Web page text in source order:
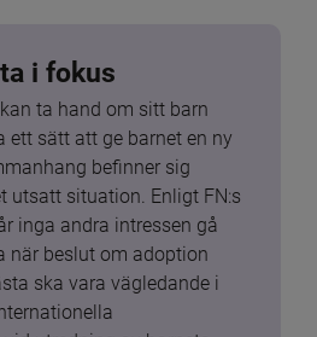
i fokus
ta hand om sitt barn
ett sätt att ge barnet en ny
befinner sig
utsatt situation. Enligt FN:s
inga andra intressen gå
när beslut om adoption
ska vara vägledande i